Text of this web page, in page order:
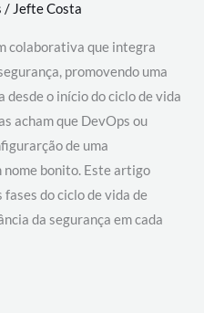
/Jefte Costa
colaborativa que integra
promovendo uma
o início do ciclo de vida
acham que DevOps ou
de uma
bonito. Este artigo
do ciclo de vida de
da segurança em cada